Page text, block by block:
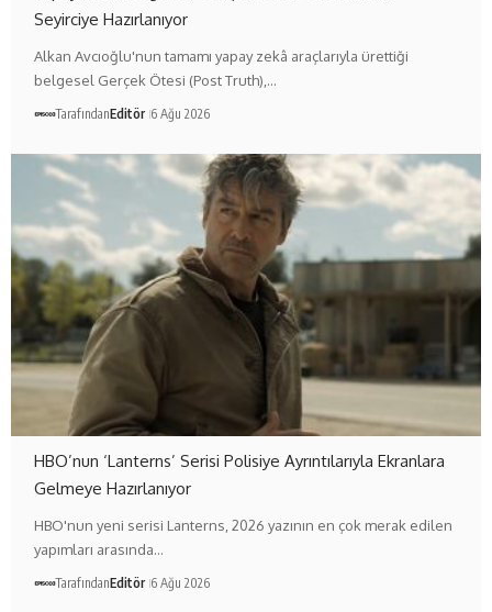
Seyirciye Hazırlanıyor
Alkan Avcıoğlu'nun tamamı yapay zekâ araçlarıyla ürettiği
belgesel Gerçek Ötesi (Post Truth),…
TarafındanEditör 6 Ağu 2026
HBO’nun ‘Lanterns’ Serisi Polisiye Ayrıntılarıyla Ekranlara
Gelmeye Hazırlanıyor
HBO'nun yeni serisi Lanterns, 2026 yazının en çok merak edilen
yapımları arasında…
TarafındanEditör 6 Ağu 2026